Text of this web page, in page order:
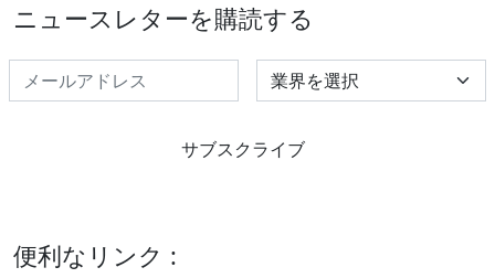
ニュースレターを購読する
Select Industry
サブスクライブ
便利なリンク :